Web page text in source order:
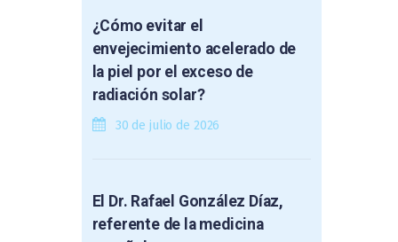
¿Cómo evitar el
envejecimiento acelerado de
la piel por el exceso de
radiación solar?
30 de julio de 2026
El Dr. Rafael González Díaz,
referente de la medicina